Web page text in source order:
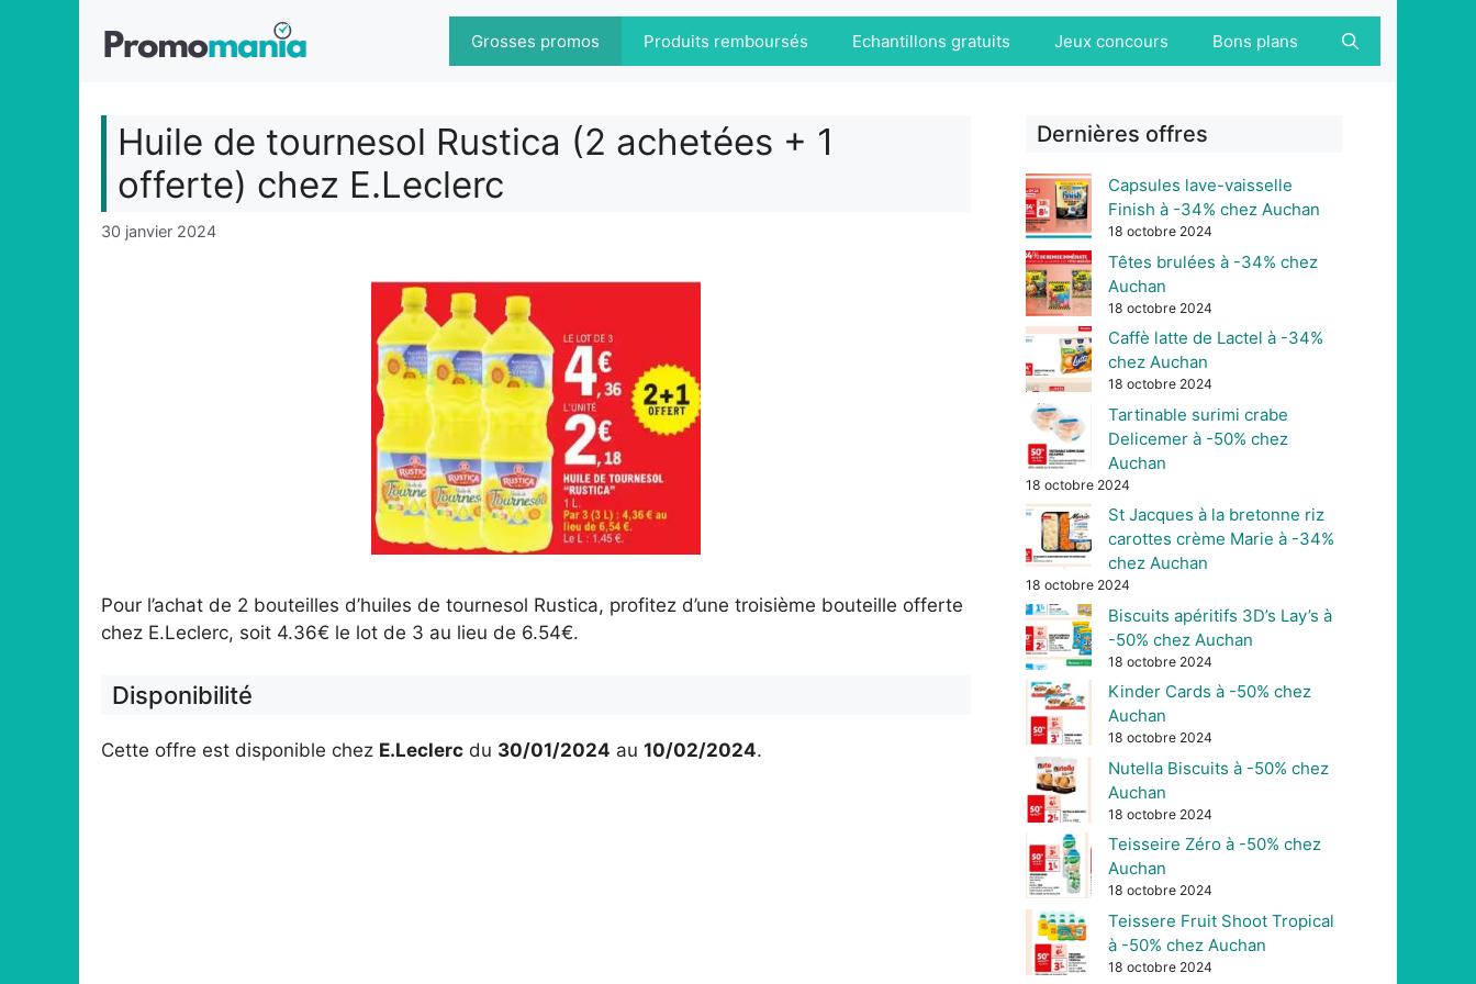
Grosses promos Produits remboursés Echantillons gratuits Jeux concours Bons plans
Huile de tournesol Rustica (2 achetées + 1
offerte) chez E.Leclerc
30 janvier 2024
Pour l’achat de 2 bouteilles d’huiles de tournesol Rustica, profitez d’une troisième bouteille offerte
chez E.Leclerc, soit 4.36€ le lot de 3 au lieu de 6.54€.
Disponibilité
Cette offre est disponible chez E.Leclerc du 30/01/2024 au 10/02/2024.
Dernières offres
Capsules lave-vaisselle
Finish à -34% chez Auchan
18 octobre 2024
Têtes brulées à -34% chez
Auchan
18 octobre 2024
Caffè latte de Lactel à -34%
chez Auchan
18 octobre 2024
Tartinable surimi crabe
Delicemer à -50% chez
Auchan
18 octobre 2024
St Jacques à la bretonne riz
carottes crème Marie à -34%
chez Auchan
18 octobre 2024
Biscuits apéritifs 3D’s Lay’s à
-50% chez Auchan
18 octobre 2024
Kinder Cards à -50% chez
Auchan
18 octobre 2024
Nutella Biscuits à -50% chez
Auchan
18 octobre 2024
Teisseire Zéro à -50% chez
Auchan
18 octobre 2024
Teissere Fruit Shoot Tropical
à -50% chez Auchan
18 octobre 2024